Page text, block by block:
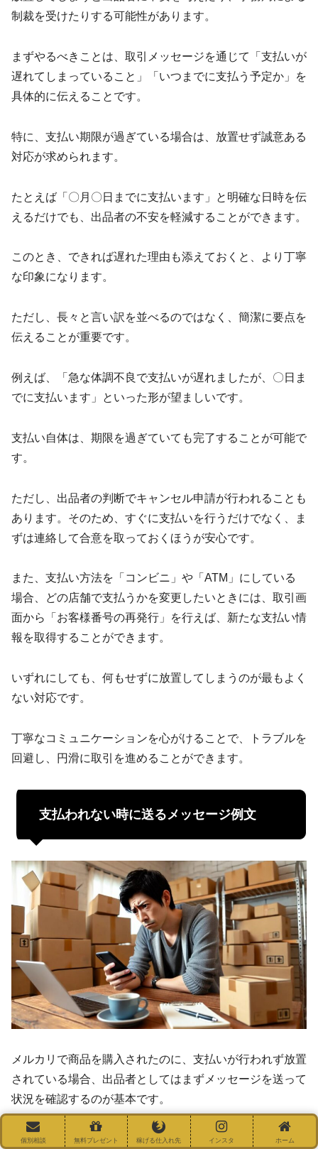
制裁を受けたりする可能性があります。
まずやるべきことは、取引メッセージを通じて「支払いが
遅れてしまっていること」「いつまでに支払う予定か」を
具体的に伝えることです。
特に、支払い期限が過ぎている場合は、放置せず誠意ある
対応が求められます。
たとえば「〇月〇日までに支払います」と明確な日時を伝
えるだけでも、出品者の不安を軽減することができます。
このとき、できれば遅れた理由も添えておくと、より丁寧
な印象になります。
ただし、長々と言い訳を並べるのではなく、簡潔に要点を
伝えることが重要です。
例えば、「急な体調不良で支払いが遅れましたが、〇日ま
でに支払います」といった形が望ましいです。
支払い自体は、期限を過ぎていても完了することが可能で
す。
ただし、出品者の判断でキャンセル申請が行われることも
あります。そのため、すぐに支払いを行うだけでなく、ま
ずは連絡して合意を取っておくほうが安心です。
また、支払い方法を「コンビニ」や「ATM」にしている
場合、どの店舗で支払うかを変更したいときには、取引画
面から「お客様番号の再発行」を行えば、新たな支払い情
報を取得することができます。
いずれにしても、何もせずに放置してしまうのが最もよく
ない対応です。
丁寧なコミュニケーションを心がけることで、トラブルを
回避し、円滑に取引を進めることができます。
支払われない時に送るメッセージ例文
メルカリで商品を購入されたのに、支払いが行われず放置
されている場合、出品者としてはまずメッセージを送って
状況を確認するのが基本です。
しかし、初めての対応では何をどう伝えれば良いのか悩む
個別相談 無料プレゼント 稼げる仕入れ先 インスタ ホーム